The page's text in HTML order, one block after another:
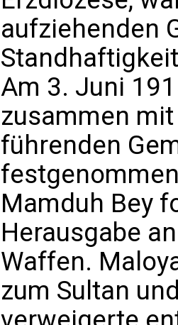
aufziehenden
Am 3. Juni
zusammen
führenden
Mamduh Bey
Herausgabe
Waffen.
zum Sultan